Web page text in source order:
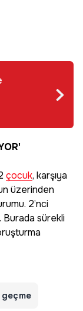
çocuk, karşıya
üzerinden
2’nci
sürekli
geçme